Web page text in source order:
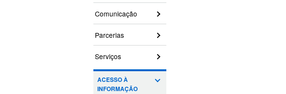
Comunicação
Parcerias
Serviços
ACESSO À
INFORMAÇÃO